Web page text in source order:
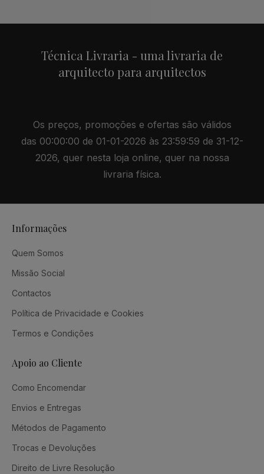
Técnica Livraria - uma livraria de
arquitecto para arquitectos
Os preços, promoções e ofertas são válidos
das 00:00:00 de 01-01-2026 às 23:59:59 de 31-12-
2026, quer nesta loja online, quer na nossa
livraria física.
Informações
Quem Somos
Missão Social
Contactos
Política de Privacidade e Cookies
Termos e Condições
Apoio ao Cliente
Como Encomendar
Envios e Entregas
Métodos de Pagamento
Trocas e Devoluções
Direito de Livre Resolução